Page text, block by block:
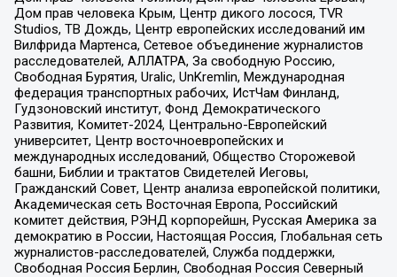
Дом прав человека Крым, Центр дикого лосося, TVR
Studios, ТВ Дождь, Центр европейских исследований им
Вилфрида Мартенса, Сетевое объединение журналистов
расследователей, АЛЛАТРА, За свободную Россию,
Свободная Бурятия, Uralic, UnKremlin, Международная
федерация транспортных рабочих, ИстЧам Финланд,
Гудзоновский институт, Фонд Демократического
Развития, Комитет-2024, Центрально-Европейский
университет, Центр восточноевропейских и
международных исследований, Общество Сторожевой
башни, Библии и трактатов Свидетелей Иеговы,
Гражданский Совет, Центр анализа европейской политики,
Академическая сеть Восточная Европа, Российский
комитет действия, РЭНД корпорейшн, Русская Америка за
демократию в России, Настоящая Россия, Глобальная сеть
журналистов-расследователей, Служба поддержки,
Свободная Россия Берлин, Свободная Россия Северный